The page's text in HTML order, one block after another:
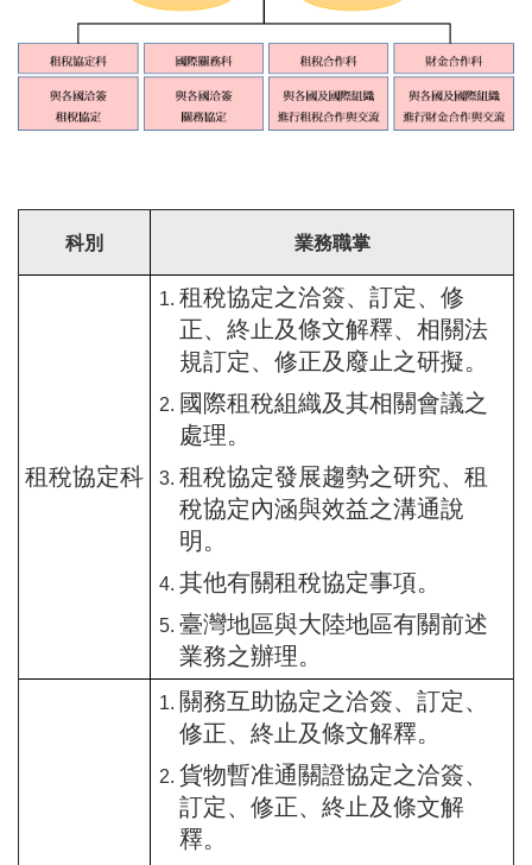
科別 業務職掌
租稅協定科
租稅協定之洽簽、訂定、修
正、終止及條文解釋、相關法
規訂定、修正及廢止之研擬。
國際租稅組織及其相關會議之
處理。
租稅協定發展趨勢之研究、租
稅協定內涵與效益之溝通說
明。
其他有關租稅協定事項。
臺灣地區與大陸地區有關前述
業務之辦理。
關務互助協定之洽簽、訂定、
修正、終止及條文解釋。
貨物暫准通關證協定之洽簽、
訂定、修正、終止及條文解
釋。